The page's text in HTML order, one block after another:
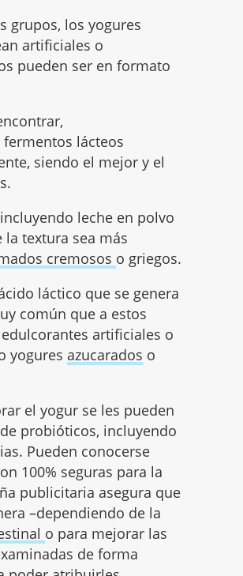
grupos, los yogures
artificiales o
pueden ser en formato
lácteos
siendo el mejor y el
leche en polvo
textura sea más
cremosos o griegos.
láctico que se genera
común que a estos
artificiales o
yogures azucarados o
el yogur se les pueden
probióticos, incluyendo
Pueden conocerse
100% seguras para la
publicitaria asegura que
–dependiendo de la
o para mejorar las
de forma